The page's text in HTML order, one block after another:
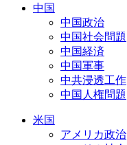
中国
中国政治
中国社会問題
中国経済
中国軍事
中共浸透工作
中国人権問題
米国
アメリカ政治